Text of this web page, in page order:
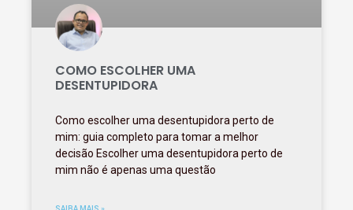
COMO ESCOLHER UMA
DESENTUPIDORA
Como escolher uma desentupidora perto de
mim: guia completo para tomar a melhor
decisão Escolher uma desentupidora perto de
mim não é apenas uma questão